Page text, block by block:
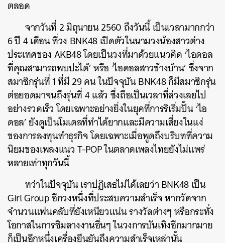
ตลอด
จากวันที่ 2 มิถุนายน 2560 ถึงวันนี้ เป็นเวลามากกว่า
6 ปี 4 เดือน ที่วง BNK48 เปิดตัวในนามวงน้องสาวต่าง
ประเทศของ AKB48 โดยเป็นวงที่มาด้วยแนวคิด ‘ไอดอล
ที่คุณสามารถพบปะได้’ หรือ ‘ไอดอลสาวข้างบ้าน’ ซึ่งจาก
สมาชิกรุ่นที่ 1 ที่มี 29 คน ในปัจจุบัน BNK48 ก็มีสมาชิกรุ่น
ต่อยอดมาจนถึงรุ่นที่ 4 แล้ว ซึ่งถือเป็นเวลาที่ล่วงเลยไป
อย่างรวดเร็ว โดยเฉพาะอย่างยิ่งในยุคที่การริเริ่มปั้น ‘ไอ
ดอล’ ยังดูเป็นโมเดลที่ทำได้ยากและมีความเสี่ยงในแง่
ของการลงทุนทำธุรกิจ โดยเฉพาะเมื่อพูดถึงบริบทที่ความ
นิยมของเพลงแนว T-POP ในตลาดเพลงไทยยังไม่แพร่
หลายเท่าทุกวันนี้
ทว่าในปัจจุบัน เราปฏิเสธไม่ได้เลยว่า BNK48 เป็น
Girl Group อีกวงหนึ่งที่ประสบความสำเร็จ หากวัดจาก
จำนวนแฟนคลับที่ยังเหนียวแน่น รางวัลต่างๆ หรือกระทั่ง
โอกาสในการชิมลางงานอื่นๆ ในวงการบันเทิงอีกมากมาย
ก็เป็นอีกหนึ่งเครื่องยืนยันถึงความสำเร็จเหล่านั้น